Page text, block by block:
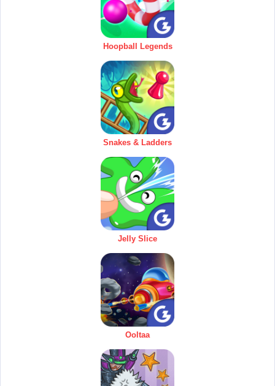
Hoopball Legends
Snakes & Ladders
Jelly Slice
Ooltaa